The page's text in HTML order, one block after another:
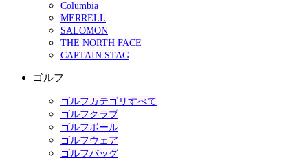
Columbia
MERRELL
SALOMON
THE NORTH FACE
CAPTAIN STAG
ゴルフ
ゴルフカテゴリすべて
ゴルフクラブ
ゴルフボール
ゴルフウェア
ゴルフバッグ